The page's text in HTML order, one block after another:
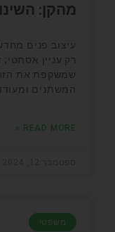
מהקן:
עיצוב פנים
רק עניין אסתטי;
שמשקפת את
המשתנים
READ MORE »
משפטי